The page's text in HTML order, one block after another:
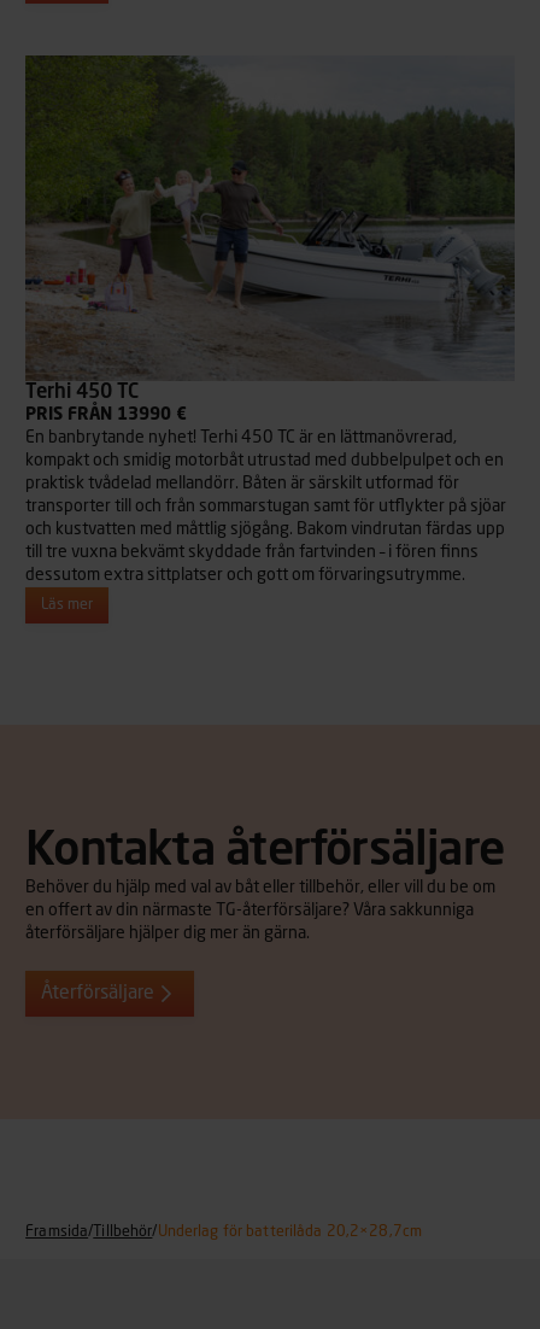
Terhi 450 TC
PRIS FRÅN 13990 €
En banbrytande nyhet! Terhi 450 TC är en lättmanövrerad,
kompakt och smidig motorbåt utrustad med dubbelpulpet och en
praktisk tvådelad mellandörr. Båten är särskilt utformad för
transporter till och från sommarstugan samt för utflykter på sjöar
och kustvatten med måttlig sjögång. Bakom vindrutan färdas upp
till tre vuxna bekvämt skyddade från fartvinden – i fören finns
dessutom extra sittplatser och gott om förvaringsutrymme.
Läs mer
Kontakta återförsäljare
Behöver du hjälp med val av båt eller tillbehör, eller vill du be om
en offert av din närmaste TG-återförsäljare? Våra sakkunniga
återförsäljare hjälper dig mer än gärna.
Återförsäljare
Framsida/ Tillbehör/Underlag för batterilåda 20,2×28,7cm